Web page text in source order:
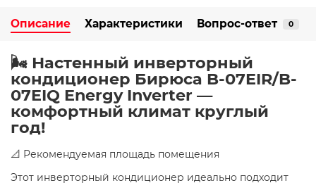
Описание Характеристики Вопрос-ответ 0
🌬️ Настенный инверторный
кондиционер Бирюса B-07EIR/B-
07EIQ Energy Inverter —
комфортный климат круглый
год!
📐 Рекомендуемая площадь помещения
Этот инверторный кондиционер идеально подходит